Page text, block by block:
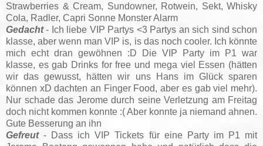
Strawberries & Cream, Sundowner, Rotwein, Sekt, Whisky
Cola, Radler, Capri Sonne Monster Alarm
Gedacht- Ich liebe VIP Partys <3 Partys an sich sind schon
klasse, aber wenn man VIP is, is das noch cooler. Ich könnte
mich echt dran gewöhnen :D Die VIP Party im P1 war
klasse, es gab Drinks for free und mega viel Essen (hätten
wir das gewusst, hätten wir uns Hans im Glück sparen
können xD dachten an Finger Food, aber es gab viel mehr).
Nur schade das Jerome durch seine Verletzung am Freitag
doch nicht kommen konnte :( Aber konnte ja niemand ahnen.
Gute Besserung an ihn
Gefreut- Dass ich VIP Tickets für eine Party im P1 mit